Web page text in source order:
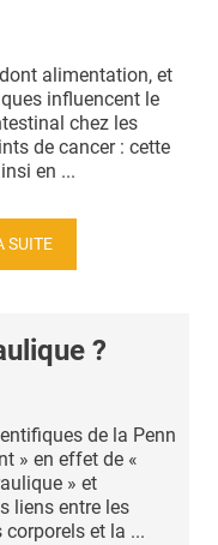
alimentation, et
influencent le
chez les
de cancer : cette
en ...
SUITE
?
de la Penn
» en effet de «
» et
liens entre les
et la ...